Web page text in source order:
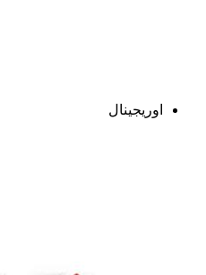
اوریجینال